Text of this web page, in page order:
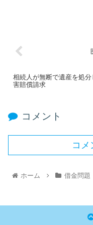
相続人が無断で遺産を処
害賠償請求
コメント
コメ
ホーム 借金問題